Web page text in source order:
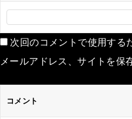
次回のコメントで使用する
メールアドレス、サイトを保
コメント